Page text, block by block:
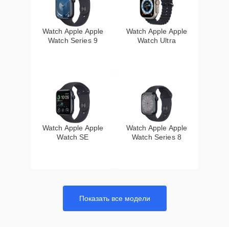
Watch Apple Apple
Watch Series 9
Watch Apple Apple
Watch Ultra
Watch Apple Apple
Watch SE
Watch Apple Apple
Watch Series 8
Показать все модели